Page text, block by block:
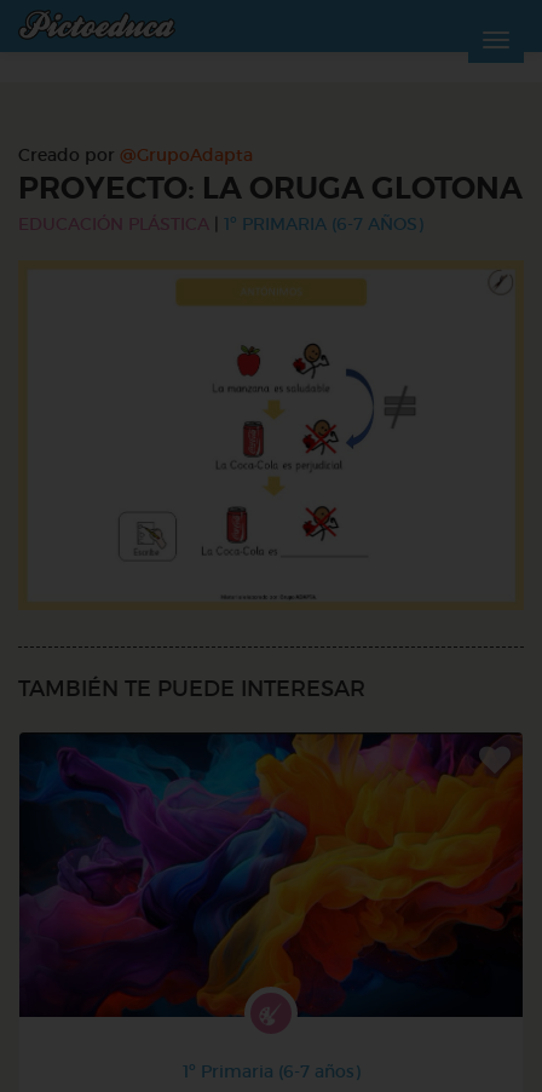
Creado por @GrupoAdapta
PROYECTO: LA ORUGA GLOTONA
EDUCACIÓN PLÁSTICA 1º PRIMARIA (6-7 AÑOS)
TAMBIÉN TE PUEDE INTERESAR
1º Primaria (6-7 años)